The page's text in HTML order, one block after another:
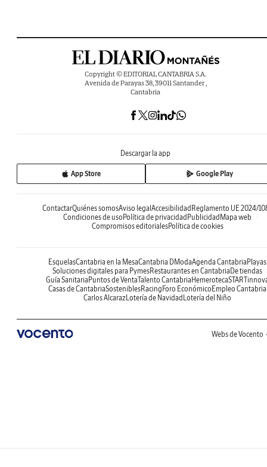
Copyright © EDITORIAL CANTABRIA S.A.
Avenida de Parayas 38, 39011 Santander ,
Cantabria
Descargar la app
App Store Google Play
ContactarQuiénes somosAviso legalAccesibilidadReglamento UE 2024/
Condiciones de usoPolítica de privacidadPublicidadMapa web
Compromisos editorialesPolítica de cookies
EsquelasCantabria en la MesaCantabria DModaAgenda CantabriaPlayas
Soluciones digitales para PymesRestaurantes en CantabriaDe tiendas
Guía SanitariaPuntos de VentaTalento CantabriaHemeroteca
Casas de CantabriaSosteniblesRacingForo EconómicoEmpleo Cantabria
Carlos AlcarazLotería de NavidadLotería del Niño
Webs de Vocento